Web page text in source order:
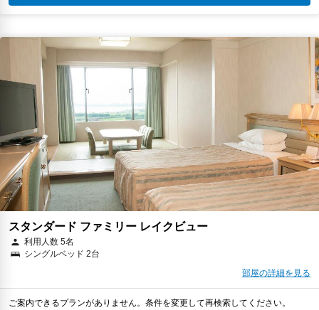
スタンダード ファミリー レイクビュー
利用人数 5名
シングルベッド 2台
部屋の詳細を見る
ご案内できるプランがありません。条件を変更して再検索してください。